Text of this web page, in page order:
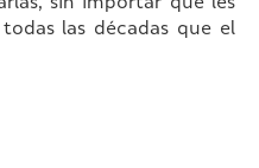
sin importar que les
las décadas que el